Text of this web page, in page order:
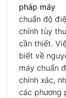
pháp máy
chuẩn độ
chỉnh tùy
cần thiết.
biết về
máy chuẩn
chính xác,
các phương